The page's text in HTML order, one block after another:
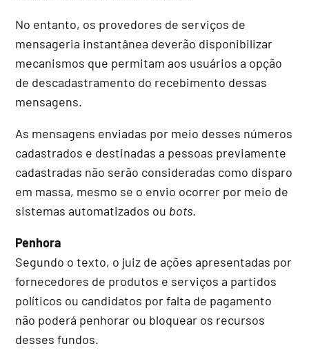
No entanto, os provedores de serviços de
mensageria instantânea deverão disponibilizar
mecanismos que permitam aos usuários a opção
de descadastramento do recebimento dessas
mensagens.
As mensagens enviadas por meio desses números
cadastrados e destinadas a pessoas previamente
cadastradas não serão consideradas como disparo
em massa, mesmo se o envio ocorrer por meio de
sistemas automatizados ou bots.
Penhora
Segundo o texto, o juiz de ações apresentadas por
fornecedores de produtos e serviços a partidos
políticos ou candidatos por falta de pagamento
não poderá penhorar ou bloquear os recursos
desses fundos.